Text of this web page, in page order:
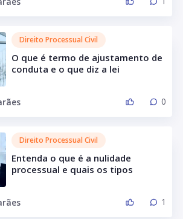
Direito Processual Civil
O que é termo de ajustamento de
conduta e o que diz a lei
0
Direito Processual Civil
Entenda o que é a nulidade
processual e quais os tipos
1